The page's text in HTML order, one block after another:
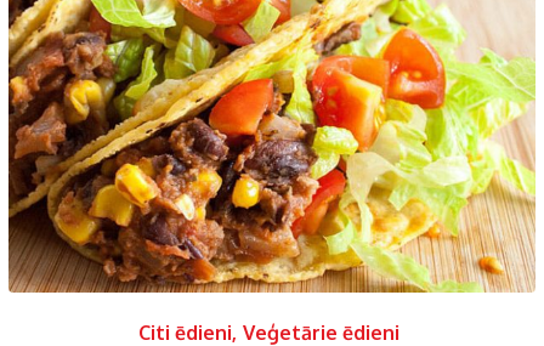
Citi ēdieni, Veģetārie ēdieni